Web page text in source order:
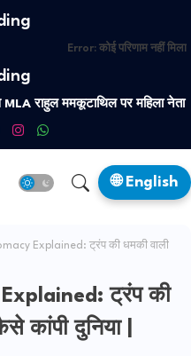
Error: कोई परिणाम नहीं मिला
MLA राहुल ममकूटाथिल पर महिला नेता
आरोप
पाकिस्तान जासूसी नेटवर्क का
🌐 English
Explained: ट्रंप की धमकी वाली
ट्रंप की
कांपी दुनिया |